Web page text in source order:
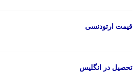
قیمت ارتودنسی
تحصیل در انگلیس